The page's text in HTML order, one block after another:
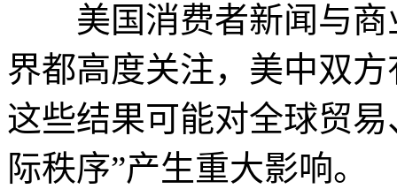
美国消费者新闻与商
界都高度关注，美中双
这些结果可能对全球贸
际秩序”产生重大影响。